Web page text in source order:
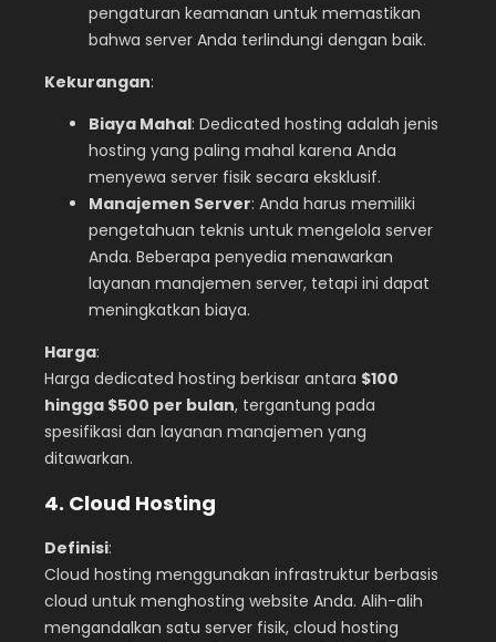
pengaturan keamanan untuk memastikan
bahwa server Anda terlindungi dengan baik.
Kekurangan:
Biaya Mahal: Dedicated hosting adalah jenis
hosting yang paling mahal karena Anda
menyewa server fisik secara eksklusif.
Manajemen Server: Anda harus memiliki
pengetahuan teknis untuk mengelola server
Anda. Beberapa penyedia menawarkan
layanan manajemen server, tetapi ini dapat
meningkatkan biaya.
Harga:
Harga dedicated hosting berkisar antara $100
hingga $500 per bulan, tergantung pada
spesifikasi dan layanan manajemen yang
ditawarkan.
4. Cloud Hosting
Definisi:
Cloud hosting menggunakan infrastruktur berbasis
cloud untuk menghosting website Anda. Alih-alih
mengandalkan satu server fisik, cloud hosting